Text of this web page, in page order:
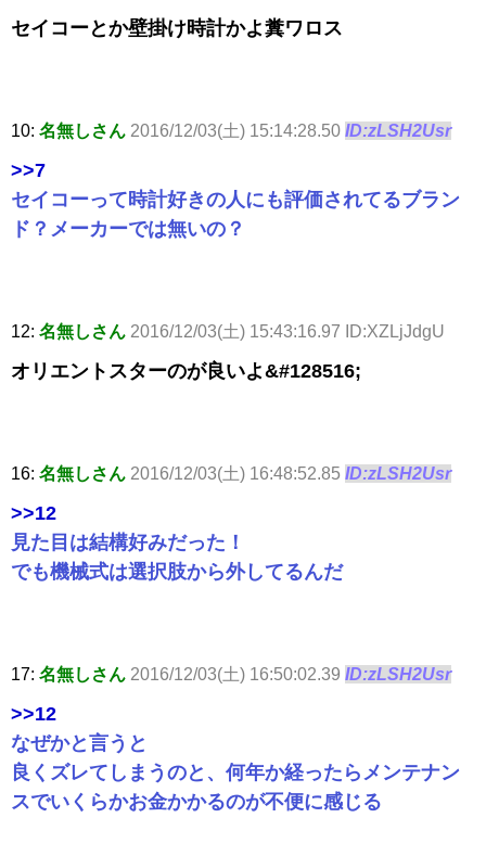
セイコーとか壁掛け時計かよ糞ワロス
10: 名無しさん 2016/12/03(土) 15:14:28.50 ID:zLSH2Usr
>>7
セイコーって時計好きの人にも評価されてるブラン
ド？メーカーでは無いの？
12: 名無しさん 2016/12/03(土) 15:43:16.97 ID:XZLjJdgU
オリエントスターのが良いよ&#128516;
16: 名無しさん 2016/12/03(土) 16:48:52.85 ID:zLSH2Usr
>>12
見た目は結構好みだった！
でも機械式は選択肢から外してるんだ
17: 名無しさん 2016/12/03(土) 16:50:02.39 ID:zLSH2Usr
>>12
なぜかと言うと
良くズレてしまうのと、何年か経ったらメンテナン
スでいくらかお金かかるのが不便に感じる